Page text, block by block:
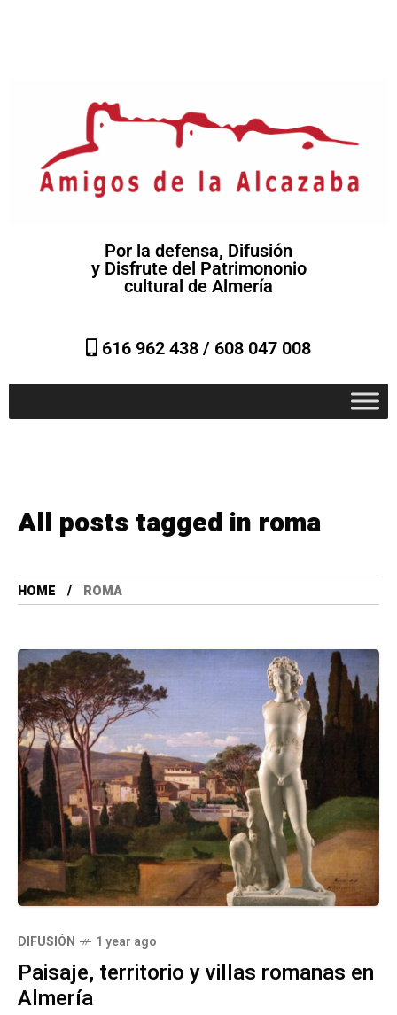
Por la defensa, Difusión
y Disfrute del Patrimononio
cultural de Almería
616 962 438 / 608 047 008
All posts tagged in roma
HOME ROMA
DIFUSIÓN 1 year ago
Paisaje, territorio y villas romanas en
Almería